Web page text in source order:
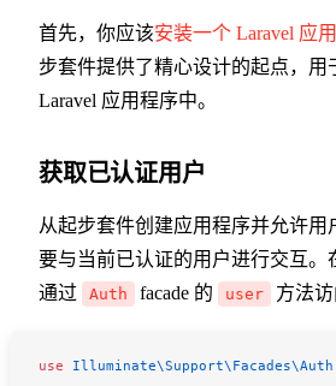
首先，你应该安装一个 Laravel 应
步套件提供了精心设计的起点，
Laravel 应用程序中。
获取已认证用户
从起步套件创建应用程序并允许
要与当前已认证的用户进行交互
通过
Auth facade 的 user 方法访
use Illuminate\Support\Facades\Auth